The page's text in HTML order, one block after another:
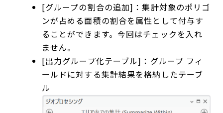
[グループの割合の追加]：集計対象のポリゴ
ンが占める面積の割合を属性として付与す
ることができます。今回はチェックを入れ
ません。
[出力グループ化テーブル]：グループ フィ
ールドに対する集計結果を格納したテーブ
ル